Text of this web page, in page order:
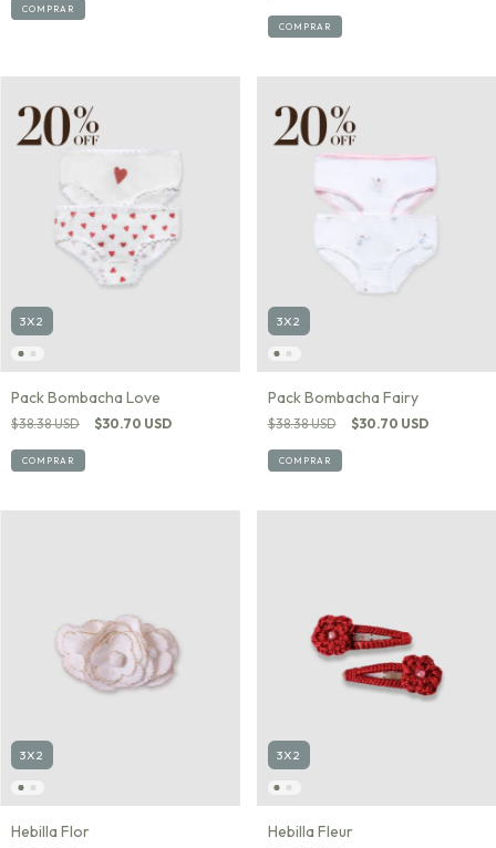
COMPRAR
COMPRAR
3X2
Pack Bombacha Love
$38.38 USD $30.70 USD
COMPRAR
3X2
Pack Bombacha Fairy
$38.38 USD $30.70 USD
COMPRAR
3X2
Hebilla Flor
3X2
Hebilla Fleur